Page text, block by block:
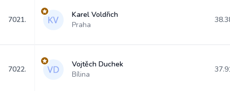
7021.
Karel Voldřich
Praha
7022.
Vojtěch Duchek
Bílina